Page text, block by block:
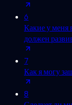
6
Какие у меня
должен
7
Как я могу
8